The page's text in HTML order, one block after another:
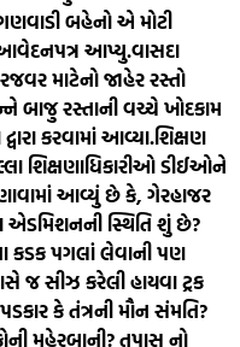
બહેનો એ મોટી
આવેદનપત્ર આપ્યુ.વાસદા
માટેનો જાહેર રસ્તો
બાજુ રસ્તાની વચ્ચે ખોદકામ
કરવામાં આવ્યા.શિક્ષણ
શિક્ષણાધિકારીઓ ડીઈઓને
આવ્યું છે કે, ગેરહાજર
એડમિશનની સ્થિતિ શું છે?
કડક પગલાં લેવાની પણ
સીઝ કરેલી હાયવા ટ્રક
કે તંત્રની મૌન સંમતિ?
મહેરબાની? તપાસ નો